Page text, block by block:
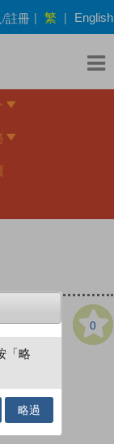
註冊 | 繁 | English
0
「略
略過